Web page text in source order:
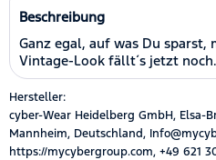
Beschreibung
Ganz egal, auf was Du sparst,
Vintage-Look fällt´s jetzt
Hersteller:
cyber-Wear Heidelberg GmbH, Elsa-
Mannheim, Deutschland,
https://mycybergroup.com, +49 621